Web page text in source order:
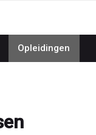
Opleidingen